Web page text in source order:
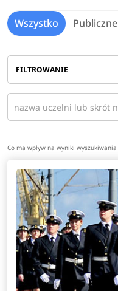
Wszystko Publiczne
FILTROWANIE
Co ma wpływ na wyniki wyszukiwania